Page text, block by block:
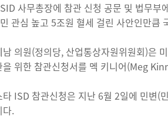
사무총장에 참관 신청 공문 및 법무부
관심 높고 5조원 혈세 걸린 사안인만큼
남 의원(정의당, 산업통상자원위원회)은
을 위한 참관신청서를 멕 키니어(Meg
타 ISD 참관신청은 지난 6월 2일에 민변(
다.